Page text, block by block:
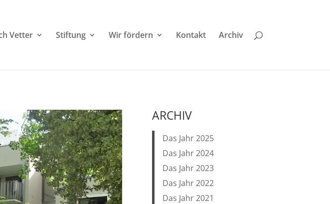
Vetter Stiftung Wir fördern Kontakt Archiv
ARCHIV
Das Jahr 2025
Das Jahr 2024
Das Jahr 2023
Das Jahr 2022
Das Jahr 2021